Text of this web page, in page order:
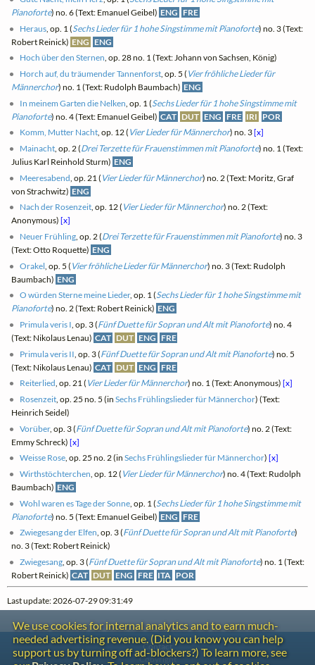
Pianoforte) no. 6 (Text: Emanuel Geibel) ENG FRE
Heraus , op. 1 (Sechs Lieder für 1 hohe Singstimme mit Pianoforte) no. 3 (Text:
Robert Reinick) ENG ENG
Hoch über den Sternen, op. 28 no. 1 (Text: Johann von Sachsen, König)
Horch auf, du träumender Tannenforst, op. 5 ( Vier fröhliche Lieder für
Männerchor) no. 1 (Text: Rudolph Baumbach) ENG
In meinem Garten die Nelken , op. 1 (Sechs Lieder für 1 hohe Singstimme mit
Pianoforte) no. 4 (Text: Emanuel Geibel) CAT DUT ENG FRE IRI POR
Komm, Mutter Nacht, op. 12 ( Vier Lieder für Männerchor) no. 3[x]
Mainacht, op. 2 (Drei Terzette für Frauenstimmen mit Pianoforte) no. 1 (Text:
Julius Karl Reinhold Sturm) ENG
Meeresabend , op. 21 ( Vier Lieder für Männerchor) no. 2 (Text: Moritz, Graf
von Strachwitz) ENG
Nach der Rosenzeit, op. 12 ( Vier Lieder für Männerchor) no. 2 (Text:
Anonymous)[x]
Neuer Frühling, op. 2 (Drei Terzette für Frauenstimmen mit Pianoforte) no. 3
(Text: Otto Roquette) ENG
Orakel , op. 5 ( Vier fröhliche Lieder für Männerchor) no. 3 (Text: Rudolph
Baumbach) ENG
O würden Sterne meine Lieder, op. 1 (Sechs Lieder für 1 hohe Singstimme mit
Pianoforte) no. 2 (Text: Robert Reinick) ENG
Primula veris I, op. 3 (Fünf Duette für Sopran und Alt mit Pianoforte) no. 4
(Text: Nikolaus Lenau) CAT DUT ENG FRE
Primula veris II , op. 3 (Fünf Duette für Sopran und Alt mit Pianoforte) no. 5
(Text: Nikolaus Lenau) CAT DUT ENG FRE
Reiterlied, op. 21 ( Vier Lieder für Männerchor) no. 1 (Text: Anonymous)[x]
Rosenzeit, op. 25 no. 5 (inSechs Frühlingslieder für Männerchor) (Text:
Heinrich Seidel)
Vorüber, op. 3 (Fünf Duette für Sopran und Alt mit Pianoforte) no. 2 (Text:
Emmy Schreck)[x]
Weisse Rose, op. 25 no. 2 (inSechs Frühlingslieder für Männerchor)[x]
Wirthstöchterchen, op. 12 ( Vier Lieder für Männerchor) no. 4 (Text: Rudolph
Baumbach) ENG
Wohl waren es Tage der Sonne , op. 1 (Sechs Lieder für 1 hohe Singstimme mit
Pianoforte) no. 5 (Text: Emanuel Geibel) ENG FRE
Zwiegesang der Elfen, op. 3 (Fünf Duette für Sopran und Alt mit Pianoforte)
no. 3 (Text: Robert Reinick)
Zwiegesang, op. 3 (Fünf Duette für Sopran und Alt mit Pianoforte) no. 1 (Text:
Robert Reinick) CAT DUT ENG FRE ITA POR
Last update: 2026-07-29 09:31:49
We use cookies for internal analytics and to earn much-
needed advertising revenue. (Did you know you can help
support us by turning off ad-blockers?) To learn more, see
Contact
Copyright